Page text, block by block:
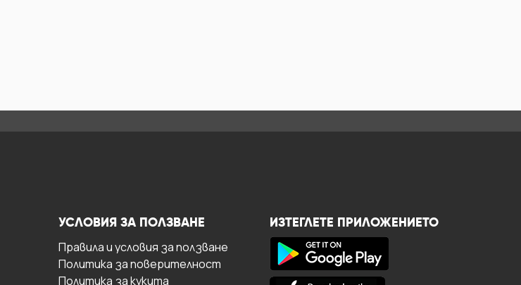
УСЛОВИЯ ЗА ПОЛЗВАНЕ
Правила и условия за ползване
Политика за поверителност
Политика за кукита
ИЗТЕГЛЕТЕ ПРИЛОЖЕНИЕТО